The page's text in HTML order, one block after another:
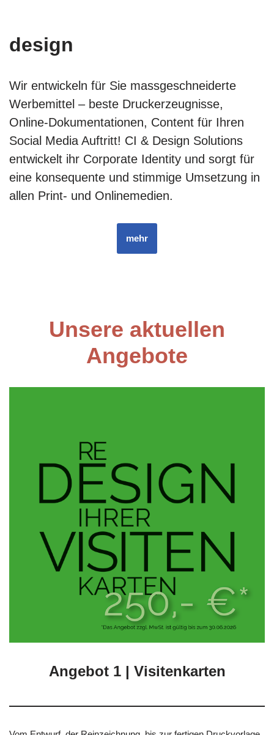
design
Wir entwickeln für Sie massgeschneiderte
Werbemittel – beste Druckerzeugnisse,
Online-Dokumentationen, Content für Ihren
Social Media Auftritt! CI & Design Solutions
entwickelt ihr Corporate Identity und sorgt für
eine konsequente und stimmige Umsetzung in
allen Print- und Onlinemedien.
mehr
Unsere aktuellen
Angebote
Angebot 1 | Visitenkarten